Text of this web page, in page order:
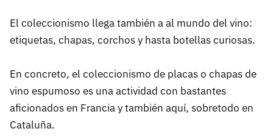
El coleccionismo llega también a al mundo del vino:
etiquetas, chapas, corchos y hasta botellas curiosas.
En concreto, el coleccionismo de placas o chapas de
vino espumoso es una actividad con bastantes
aficionados en Francia y también aquí, sobretodo en
Cataluña.